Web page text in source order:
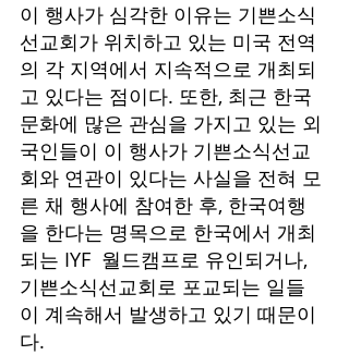
이 행사가 심각한 이유는 기쁜소식
선교회가 위치하고 있는 미국 전역
의 각 지역에서 지속적으로 개최되
고 있다는 점이다. 또한, 최근 한국
문화에 많은 관심을 가지고 있는 외
국인들이 이 행사가 기쁜소식선교
회와 연관이 있다는 사실을 전혀 모
른 채 행사에 참여한 후, 한국여행
을 한다는 명목으로 한국에서 개최
되는 IYF  월드캠프로 유인되거나,
기쁜소식선교회로 포교되는 일들
이 계속해서 발생하고 있기 때문이
다.